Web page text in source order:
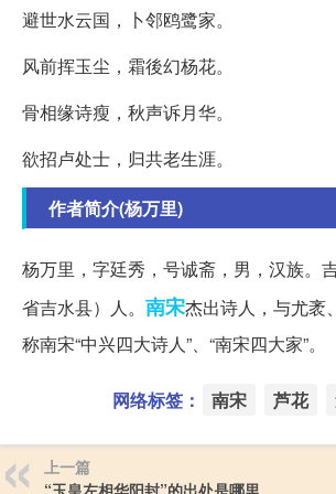
避世水云国，卜邻鸥鹭家。
风前挥玉尘，霜後幻杨花。
骨相缘诗瘦，秋声诉月华。
欲招卢处士，归共老生涯。
作者简介(杨万里)
杨万里，字廷秀，号诚斋，男，汉族。
省吉水县）人。 南宋杰出诗人，与尤袤
称南宋“中兴四大诗人”、“南宋四大家”。
网络标签： 南宋 芦花
上一篇
“玉皇左相华阳封”的出处是哪里